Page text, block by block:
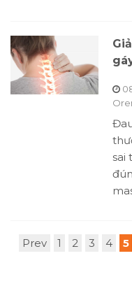
sai
Prev 1 2 3 4 5